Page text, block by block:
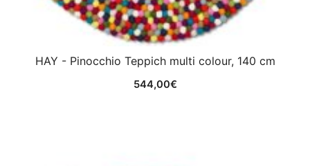
HAY - Pinocchio Teppich multi colour, 140 cm
544,00€